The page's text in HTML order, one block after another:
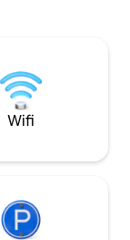
King Size, salle d’eau, un WC, une cuisine
équipée , canapé
Wifi